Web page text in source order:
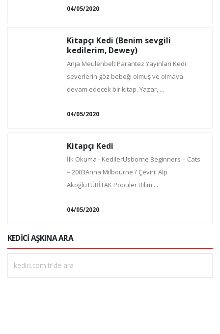
04/05/2020
Kitapçı Kedi (Benim sevgili
kedilerim, Dewey)
Anja Meulenbelt Parantez Yayınları Kedi
severlerin göz bebeği olmuş ve olmaya
devam edecek bir kitap. Yazar, ...
04/05/2020
Kitapçı Kedi
İlk Okuma - KedilerUsborne Beginners – Cats
– 2003Anna Milbourne / Çeviri: Alp
AkoğluTÜBİTAK Popüler Bilim ...
04/05/2020
KEDİCİ AŞKINA ARA